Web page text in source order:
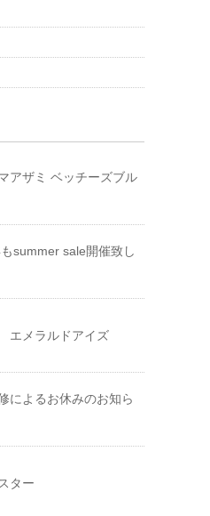
アザミ ベッチーズブル
summer sale開催致し
エメラルドアイズ
によるお休みのお知ら
ター